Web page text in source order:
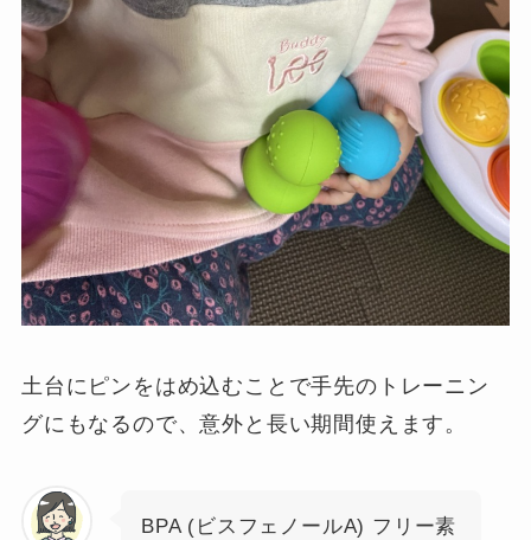
土台にピンをはめ込むことで手先のトレーニン
グにもなるので、意外と長い期間使えます。
BPA (ビスフェノールA) フリー素